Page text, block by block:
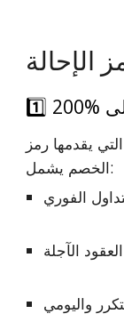
الخصم يشمل:
واليومي